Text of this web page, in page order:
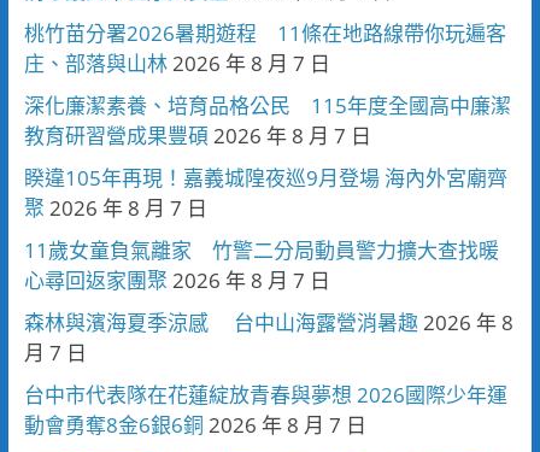
桃竹苗分署2026暑期遊程 11條在地路線帶你玩遍客
庄、部落與山林2026 年 8 月 7 日
深化廉潔素養、培育品格公民 115年度全國高中廉潔
教育研習營成果豐碩 2026 年 8 月 7 日
睽違105年再現！嘉義城隍夜巡9月登場 海內外宮廟齊
聚 2026 年 8 月 7 日
11歲女童負氣離家 竹警二分局動員警力擴大查找暖
心尋回返家團聚 2026 年 8 月 7 日
森林與濱海夏季涼感 台中山海露營消暑趣2026 年 8
月 7 日
台中市代表隊在花蓮綻放青春與夢想 2026國際少年運
動會勇奪8金6銀6銅 2026 年 8 月 7 日